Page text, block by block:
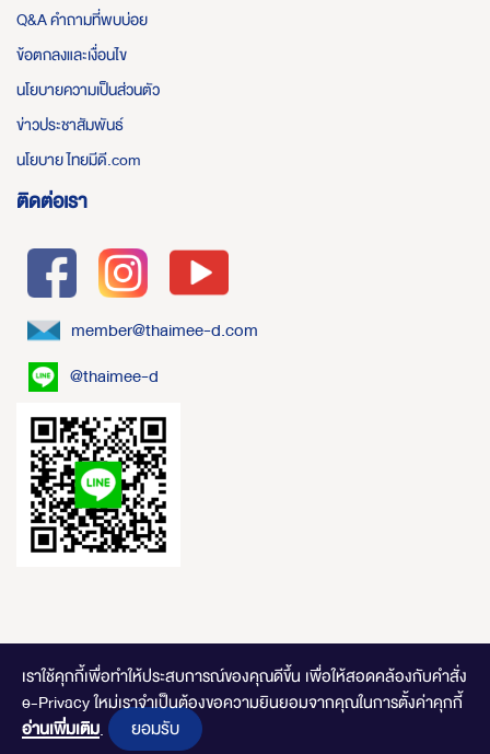
เราใช้คุกกี้เพื่อทำให้ประสบการณ์ของคุณดีขึ้น เพื่อให้สอดคล้องกับคำสั่ง
e-Privacy ใหม่เราจำเป็นต้องขอความยินยอมจากคุณในการตั้งค่าคุกกี้
อ่านเพิ่มเติม. ยอมรับ
Q&A คำถามที่พบบ่อย
ข้อตกลงและเงื่อนไข
นโยบายความเป็นส่วนตัว
ข่าวประชาสัมพันธ์
นโยบาย ไทยมีดี.com
ติดต่อเรา
member@thaimee-d.com
@thaimee-d
ไทยมีดี.com © 2020 Online Store. All Rights Reserved. DESIGNED BYCLICK